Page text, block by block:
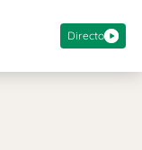
Directo